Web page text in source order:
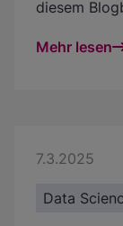
diesem
von Text-
Mehr lesen
7.3.2025
Data